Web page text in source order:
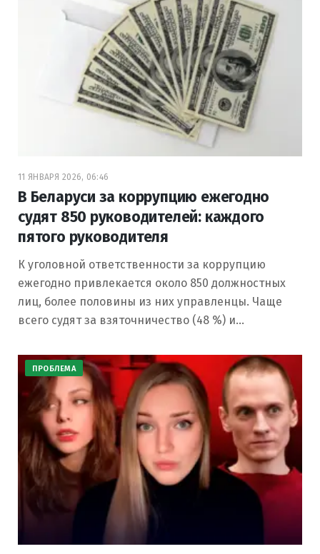
11 ЯНВАРЯ 2026, 06:46
В Беларуси за коррупцию ежегодно
судят 850 руководителей: каждого
пятого руководителя
К уголовной ответственности за коррупцию
ежегодно привлекается около 850 должностных
лиц, более половины из них управленцы. Чаще
всего судят за взяточничество (48 %) и…
ПРОБЛЕМА